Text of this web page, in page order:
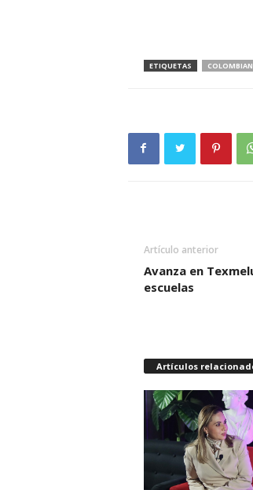
ETIQUETAS
Artículo anterior
Avanza en
escuelas
Artículos